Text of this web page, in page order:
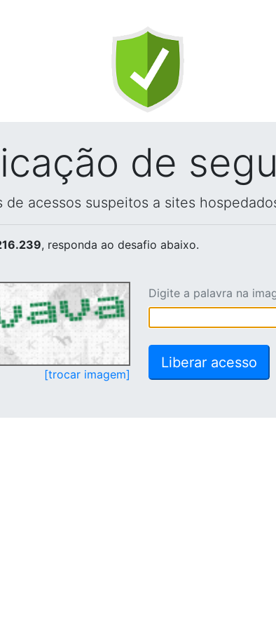
de
acessos suspeitos a sites
, responda ao desafio abaixo.
[trocar imagem]
Digite a palavra na